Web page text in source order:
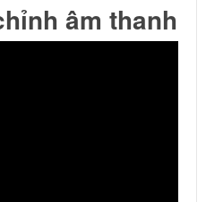
âm thanh